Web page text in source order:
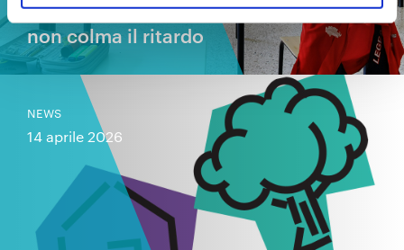
PNRR Istruzione: un’accelerazione che
non colma il ritardo
NEWS
14 aprile 2026